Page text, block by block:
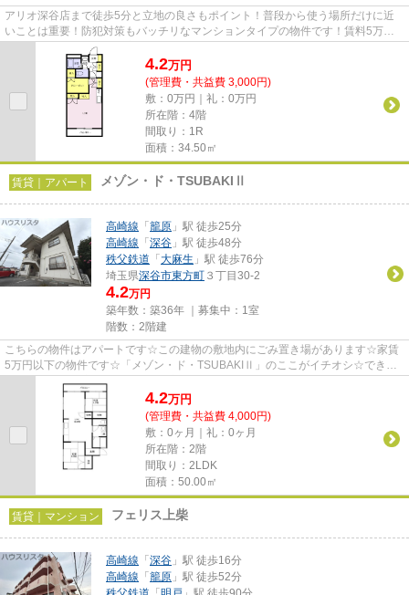
アリオ深谷店まで徒歩5分と立地の良さもポイント！普段から使う場所だけに近
いことは重要！防犯対策もバッチリなマンションタイプの物件です！賃料5万円
以下の物件をお探しのお客様に...
4.2万円
(管理費・共益費 3,000円)
敷：0万円｜礼：0万円
所在階：4階
間取り：1R
面積：34.50㎡
賃貸｜アパート メゾン・ド・TSUBAKIⅡ
高崎線 「 籠原 」駅 徒歩25分
高崎線 「 深谷 」駅 徒歩48分
秩父鉄道 「 大麻生 」駅 徒歩76分
埼玉県深谷市東方町 ３丁目30-2
4.2万円
築年数：築36年 ｜募集中： 1室
階数：2階建
こちらの物件はアパートです☆この建物の敷地内にごみ置き場があります☆家賃
5万円以下の物件です☆「メゾン・ド・TSUBAKIⅡ」のここがイチオシ☆できる
だけ早めに不動産情報を集めたい方は...
4.2万円
(管理費・共益費 4,000円)
敷：0ヶ月｜礼：0ヶ月
所在階：2階
間取り：2LDK
面積：50.00㎡
賃貸｜マンション フェリス上柴
高崎線 「 深谷 」駅 徒歩16分
高崎線 「 籠原 」駅 徒歩52分